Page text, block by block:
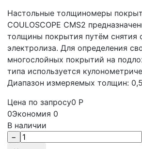
Настольные толщиномеры
COULOSCOPE CMS2
толщины покрытия путём снятия
электролиза. Для определения
многослойных покрытий на
типа используется
Диапазон измеряемых толщин:
Цена по запросу0 Р
0Экономия 0
В наличии